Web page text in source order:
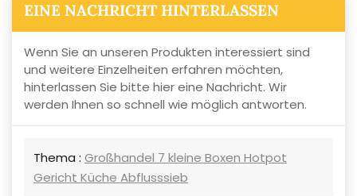
EINE NACHRICHT HINTERLASSEN
Wenn Sie an unseren Produkten interessiert sind
und weitere Einzelheiten erfahren möchten,
hinterlassen Sie bitte hier eine Nachricht. Wir
werden Ihnen so schnell wie möglich antworten.
Thema : Großhandel 7 kleine Boxen Hotpot
Gericht Küche Abflusssieb